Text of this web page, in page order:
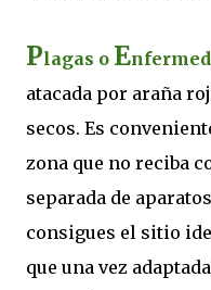
Plagas o E
atacada por araña
secos. Es
zona que no reciba
separada de
consigues el sitio
que una vez